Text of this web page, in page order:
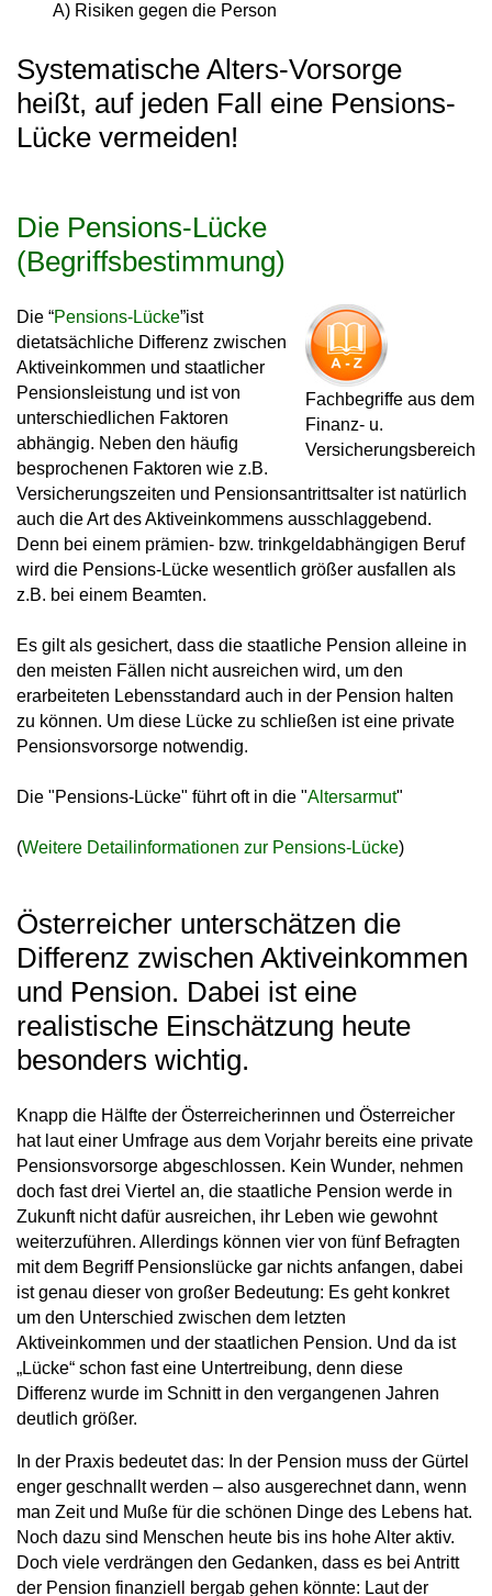
A) Risiken gegen die Person
Systematische Alters-Vorsorge
heißt, auf jeden Fall eine Pensions-
Lücke vermeiden!
Die Pensions-Lücke
(Begriffsbestimmung)
Fachbegriffe aus dem
Finanz- u.
Versicherungsbereich
Die “Pensions-Lücke”ist
dietatsächliche Differenz zwischen
Aktiveinkommen und staatlicher
Pensionsleistung und ist von
unterschiedlichen Faktoren
abhängig. Neben den häufig
besprochenen Faktoren wie z.B.
Versicherungszeiten und Pensionsantrittsalter ist natürlich
auch die Art des Aktiveinkommens ausschlaggebend.
Denn bei einem prämien- bzw. trinkgeldabhängigen Beruf
wird die Pensions-Lücke wesentlich größer ausfallen als
z.B. bei einem Beamten.
Es gilt als gesichert, dass die staatliche Pension alleine in
den meisten Fällen nicht ausreichen wird, um den
erarbeiteten Lebensstandard auch in der Pension halten
zu können. Um diese Lücke zu schließen ist eine private
Pensionsvorsorge notwendig.
Die "Pensions-Lücke" führt oft in die "Altersarmut"
(Weitere Detailinformationen zur Pensions-Lücke)
Österreicher unterschätzen die
Differenz zwischen Aktiveinkommen
und Pension. Dabei ist eine
realistische Einschätzung heute
besonders wichtig.
Knapp die Hälfte der Österreicherinnen und Österreicher
hat laut einer Umfrage aus dem Vorjahr bereits eine private
Pensionsvorsorge abgeschlossen. Kein Wunder, nehmen
doch fast drei Viertel an, die staatliche Pension werde in
Zukunft nicht dafür ausreichen, ihr Leben wie gewohnt
weiterzuführen. Allerdings können vier von fünf Befragten
mit dem Begriff Pensionslücke gar nichts anfangen, dabei
ist genau dieser von großer Bedeutung: Es geht konkret
um den Unterschied zwischen dem letzten
Aktiveinkommen und der staatlichen Pension. Und da ist
„Lücke“ schon fast eine Untertreibung, denn diese
Differenz wurde im Schnitt in den vergangenen Jahren
deutlich größer.
In der Praxis bedeutet das: In der Pension muss der Gürtel
enger geschnallt werden – also ausgerechnet dann, wenn
man Zeit und Muße für die schönen Dinge des Lebens hat.
Noch dazu sind Menschen heute bis ins hohe Alter aktiv.
Doch viele verdrängen den Gedanken, dass es bei Antritt
der Pension finanziell bergab gehen könnte: Laut der